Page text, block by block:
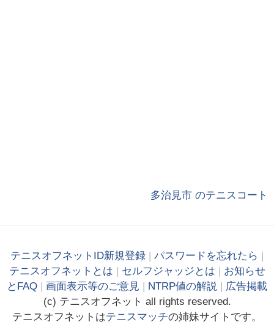
多治見市 のテニスコート
テニスオフネットID新規登録 | パスワードを忘れたら |
テニスオフネットとは | セルフジャッジとは | お知らせ
とFAQ | 画面表示等のご意見 | NTRP値の解説 | 広告掲載
(c) テニス オフネット all rights reserved.
テニスオフネットはテニスマッチの姉妹サイトです。